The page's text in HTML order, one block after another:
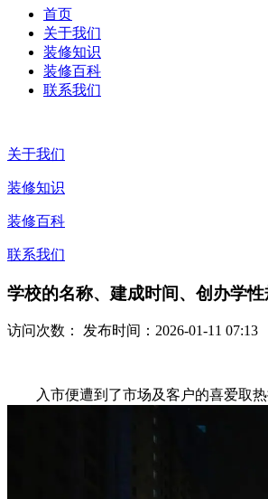
首页
关于我们
装修知识
装修百科
联系我们
关于我们
装修知识
装修百科
联系我们
学校的名称、建成时间、创办学
访问次数： 发布时间：2026-01-11 07:13
入市便遭到了市场及客户的喜爱取热